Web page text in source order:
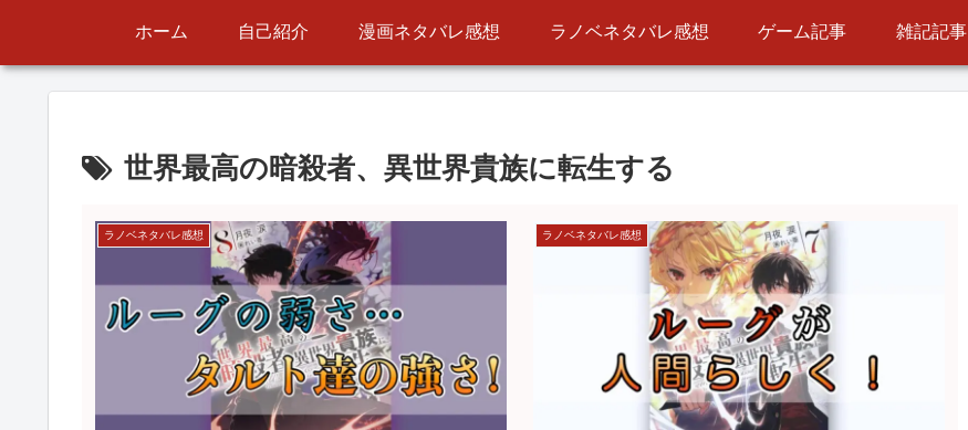
ホーム 自己紹介 漫画ネタバレ感想 ラノベネタバレ感想 ゲーム記事 雑記記事
世界最高の暗殺者、異世界貴族に転生する
ラノベネタバレ感想 ラノベネタバレ感想